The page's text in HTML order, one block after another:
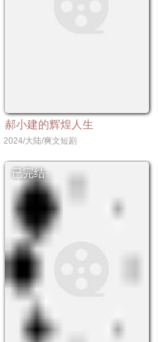
郝小建的辉煌人生
2024/大陆/爽文短剧
已完结